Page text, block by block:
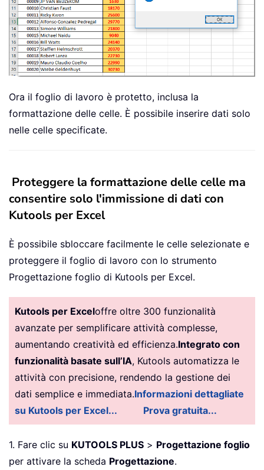
Ora il foglio di lavoro è protetto, inclusa la
formattazione delle celle. È possibile inserire dati solo
nelle celle specificate.
Proteggere la formattazione delle celle ma
consentire solo l'immissione di dati con
Kutools per Excel
È possibile sbloccare facilmente le celle selezionate e
proteggere il foglio di lavoro con lo strumento
Progettazione foglio di Kutools per Excel.
Kutools per Exceloffre oltre 300 funzionalità
avanzate per semplificare attività complesse,
aumentando creatività ed efficienza.Integrato con
funzionalità basate sull’IA, Kutools automatizza le
attività con precisione, rendendo la gestione dei
dati semplice e immediata.Informazioni dettagliate
su Kutools per Excel...
Prova gratuita...
1. Fare clic su KUTOOLS PLUS > Progettazione foglio
per attivare la scheda Progettazione.